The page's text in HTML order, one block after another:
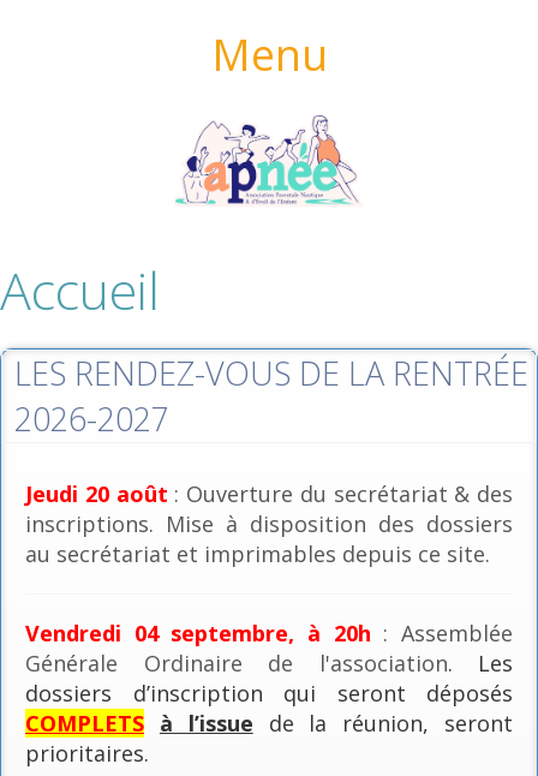
Menu
Accueil
LES RENDEZ-VOUS DE LA RENTRÉE
2026-2027
Jeudi 20 août : Ouverture du secrétariat & des
inscriptions. Mise à disposition des dossiers
au secrétariat et imprimables depuis ce site.
Vendredi 04 septembre, à 20h : Assemblée
Générale Ordinaire de l'association. Les
dossiers d’inscription qui seront déposés
COMPLETS à l’issue de la réunion, seront
prioritaires.